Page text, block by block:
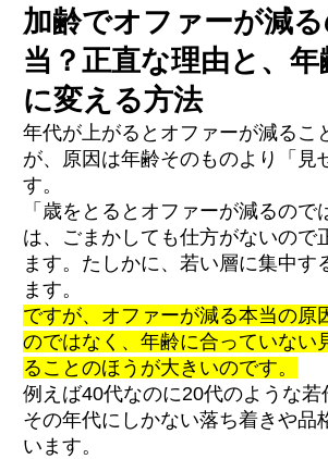
加齢でオファーが減
当？正直な理由と、
に変える方法
年代が上がるとオファーが減るこ
が、原因は年齢そのものより「見
す。
「歳をとるとオファーが減るので
は、ごまかしても仕方がないので
ます。たしかに、若い層に集中す
ます。
ですが、オファーが減る本当の原
のではなく、年齢に合っていない
ることのほうが大きいのです。
例えば40代なのに20代のような若
その年代にしかない落ち着きや品
います。